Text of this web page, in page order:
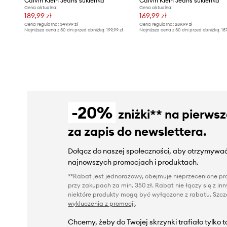
Cena aktualna:
189,99 zł
Cena regularna: 349,99 zł
Najniższa cena z 30 dni przed obniżką: 199,99 zł
Cena aktualna:
169,99 zł
Cena regularna:289,99 zł
Najniższa cena z 30 dni przed obniżką:
-20% zniżki** na
za zapis do newslettera.
Dołącz do naszej społeczności, aby
najnowszych promocjach i produktach.
**Rabat jest jednorazowy, obejmuje nieprzecenione
przy zakupach za min. 350 zł. Rabat nie łączy się z
niektóre produkty mogą być wyłączone z rabatu.
wykluczenia z promocji.
Chcemy, żeby do Twojej skrzynki trafiało tylko